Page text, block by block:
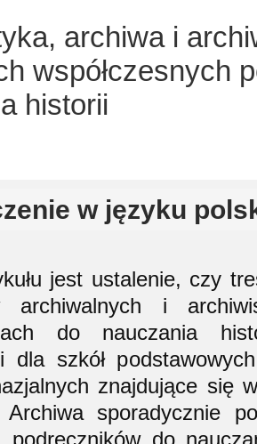
archiwa i
współczesnych
historii
w języku
jest ustalenie, czy
archiwalnych i
do nauczania
dla szkół
znajdujące się
sporadycznie
podręczników do